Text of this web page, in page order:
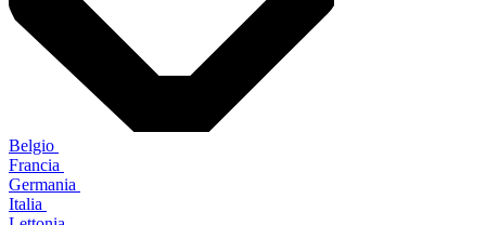
Belgio
Francia
Germania
Italia